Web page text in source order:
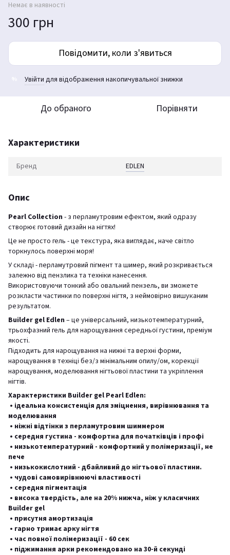
Немає в наявності
300 грн
Повідомити, коли з'явиться
Увійти для відображення накопичувальної знижки
До обраного Порівняти
Характеристики
Бренд EDLEN
Опис
Pearl Collection - з перламутровим ефектом, який одразу
створює готовий дизайн на нігтях!
Це не просто гель - це текстура, яка виглядає, наче світло
торкнулось поверхні моря!
У складі - перламутровий пігмент та шимер, який розкривається
залежно від пензлика та техніки нанесення.
Використовуючи тонкий або овальний пензель, ви зможете
розкласти частинки по поверхні нігтя, з неймовірно вишуканим
результатом.
Builder gel Edlen – це універсальний, низькотемпературний,
трьохфазний гель для нарощування середньої густини, преміум
якості.
Підходить для нарощування на нижні та верхні форми,
нарощування в техніці без/з мінімальним опилу/ом, корекції
нарощування, моделювання нігтьової пластини та укріплення
нігтів.
Характеристики Builder gel Pearl Edlen:
• ідеальна консистенція для зміцнення, вирівнювання та
моделювання
• ніжні відтінки з перламутровим шиммером
• середня густина - комфортна для початківців і профі
• низькотемпературний - комфортний у полімеризації, не
пече
• низькокислотний - дбайливий до нігтьової пластини.
• чудові самовирівнюючі властивості
• середня пігментація
• висока твердість, але на 20% нижча, ніж у класичних
Builder gel
• присутня амортизація
• гарно тримає арку нігтя
• час повної полімеризації - 60 сек
• піджимання арки рекомендовано на 30-й секунді